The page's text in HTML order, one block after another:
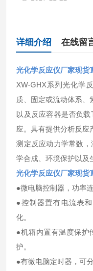
详细介绍 在线留
光化学反应仪厂家现货
XW-GHX系列光化学
质、固定或流动体系、
以及反应容器是否负
应。具有提供分析反应
测定反应动力学常数
学合成、环境保护以及
光化学反应仪厂家现货
●微电脑控制器，功率
●控制器置有电流表
化。
●机箱内置有温度保护
护。
●有微电脑定时器，可